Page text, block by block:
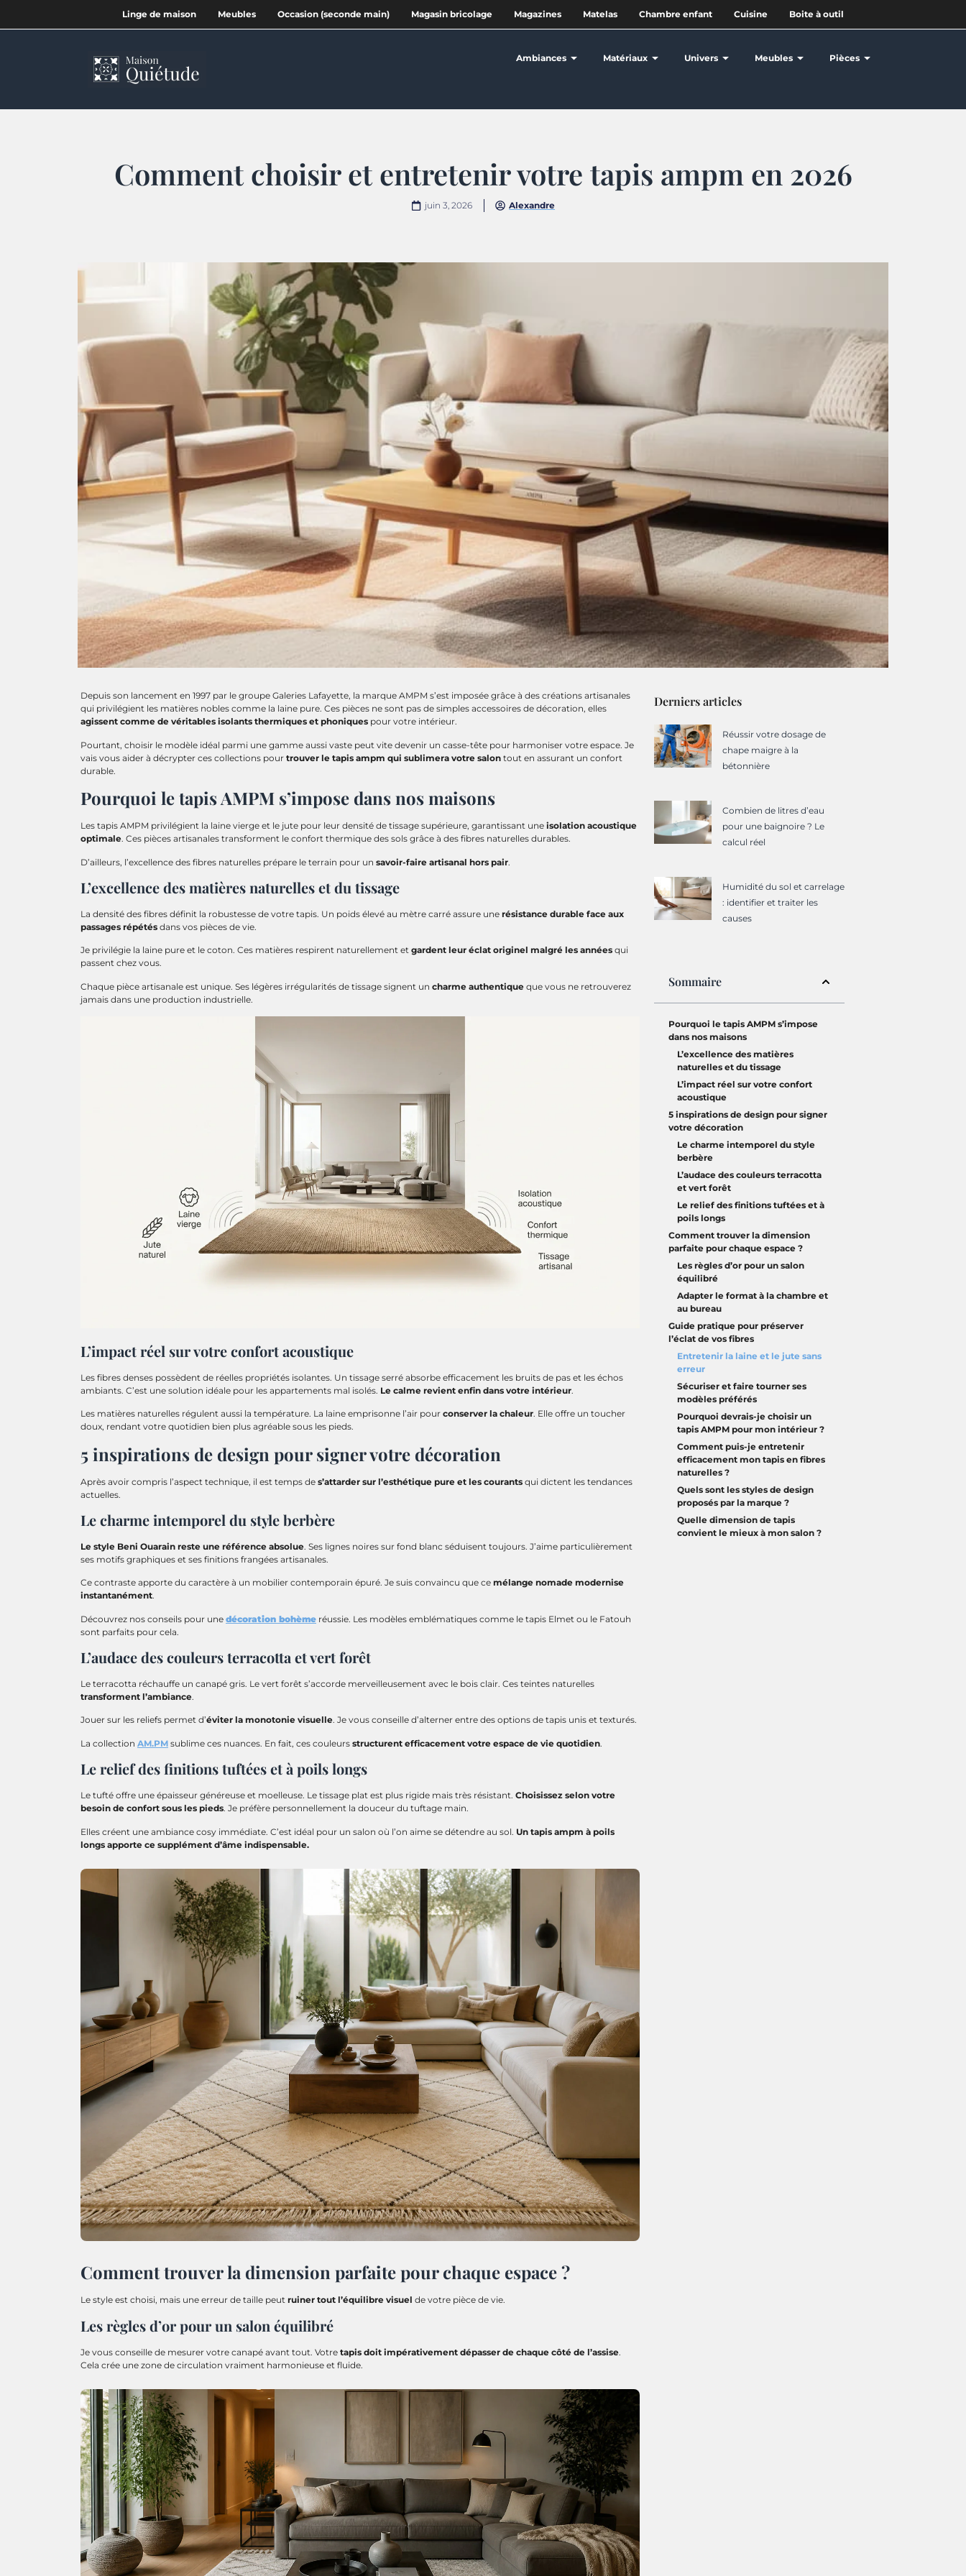
Linge de maison Meubles Occasion (seconde main) Magasin bricolage Magazines Matelas Chambre enfant Cuisine Boite à outil
Ambiances Matériaux Univers Meubles Pièces
Comment choisir et entretenir votre tapis ampm en 2026
juin 3, 2026 Alexandre
Depuis son lancement en 1997 par le groupe Galeries Lafayette, la marque AMPM s’est imposée grâce à des créations artisanales
qui privilégient les matières nobles comme la laine pure. Ces pièces ne sont pas de simples accessoires de décoration, elles
agissent comme de véritables isolants thermiques et phoniques pour votre intérieur.
Pourtant, choisir le modèle idéal parmi une gamme aussi vaste peut vite devenir un casse-tête pour harmoniser votre espace. Je
vais vous aider à décrypter ces collections pour trouver le tapis ampm qui sublimera votre salon tout en assurant un confort
durable.
Pourquoi le tapis AMPM s’impose dans nos maisons
Les tapis AMPM privilégient la laine vierge et le jute pour leur densité de tissage supérieure, garantissant une isolation acoustique
optimale. Ces pièces artisanales transforment le confort thermique des sols grâce à des fibres naturelles durables.
D’ailleurs, l’excellence des fibres naturelles prépare le terrain pour un savoir-faire artisanal hors pair.
L’excellence des matières naturelles et du tissage
La densité des fibres définit la robustesse de votre tapis. Un poids élevé au mètre carré assure une résistance durable face aux
passages répétés dans vos pièces de vie.
Je privilégie la laine pure et le coton. Ces matières respirent naturellement et gardent leur éclat originel malgré les années qui
passent chez vous.
Chaque pièce artisanale est unique. Ses légères irrégularités de tissage signent un charme authentique que vous ne retrouverez
jamais dans une production industrielle.
L’impact réel sur votre confort acoustique
Les fibres denses possèdent de réelles propriétés isolantes. Un tissage serré absorbe efficacement les bruits de pas et les échos
ambiants. C’est une solution idéale pour les appartements mal isolés. Le calme revient enfin dans votre intérieur.
Les matières naturelles régulent aussi la température. La laine emprisonne l’air pour conserver la chaleur. Elle offre un toucher
doux, rendant votre quotidien bien plus agréable sous les pieds.
5 inspirations de design pour signer votre décoration
Après avoir compris l’aspect technique, il est temps de s’attarder sur l’esthétique pure et les courants qui dictent les tendances
actuelles.
Le charme intemporel du style berbère
Le style Beni Ouarain reste une référence absolue. Ses lignes noires sur fond blanc séduisent toujours. J’aime particulièrement
ses motifs graphiques et ses finitions frangées artisanales.
Ce contraste apporte du caractère à un mobilier contemporain épuré. Je suis convaincu que ce mélange nomade modernise
instantanément.
Découvrez nos conseils pour une décoration bohème réussie. Les modèles emblématiques comme le tapis Elmet ou le Fatouh
sont parfaits pour cela.
L’audace des couleurs terracotta et vert forêt
Le terracotta réchauffe un canapé gris. Le vert forêt s’accorde merveilleusement avec le bois clair. Ces teintes naturelles
transforment l’ambiance.
Jouer sur les reliefs permet d’éviter la monotonie visuelle. Je vous conseille d’alterner entre des options de tapis unis et texturés.
La collection AM.PM sublime ces nuances. En fait, ces couleurs structurent efficacement votre espace de vie quotidien.
Le relief des finitions tuftées et à poils longs
Le tufté offre une épaisseur généreuse et moelleuse. Le tissage plat est plus rigide mais très résistant. Choisissez selon votre
besoin de confort sous les pieds. Je préfère personnellement la douceur du tuftage main.
Elles créent une ambiance cosy immédiate. C’est idéal pour un salon où l’on aime se détendre au sol. Un tapis ampm à poils
longs apporte ce supplément d’âme indispensable.
Comment trouver la dimension parfaite pour chaque espace ?
Le style est choisi, mais une erreur de taille peut ruiner tout l’équilibre visuel de votre pièce de vie.
Les règles d’or pour un salon équilibré
Je vous conseille de mesurer votre canapé avant tout. Votre tapis doit impérativement dépasser de chaque côté de l’assise.
Cela crée une zone de circulation vraiment harmonieuse et fluide.
Derniers articles
Réussir votre dosage de
chape maigre à la
bétonnière
Combien de litres d’eau
pour une baignoire ? Le
calcul réel
Humidité du sol et carrelage
: identifier et traiter les
causes
Sommaire
Pourquoi le tapis AMPM s’impose
dans nos maisons
L’excellence des matières
naturelles et du tissage
L’impact réel sur votre confort
acoustique
5 inspirations de design pour signer
votre décoration
Le charme intemporel du style
berbère
L’audace des couleurs terracotta
et vert forêt
Le relief des finitions tuftées et à
poils longs
Comment trouver la dimension
parfaite pour chaque espace ?
Les règles d’or pour un salon
équilibré
Adapter le format à la chambre et
au bureau
Guide pratique pour préserver
l’éclat de vos fibres
Entretenir la laine et le jute sans
erreur
Sécuriser et faire tourner ses
modèles préférés
Pourquoi devrais-je choisir un
tapis AMPM pour mon intérieur ?
Comment puis-je entretenir
efficacement mon tapis en fibres
naturelles ?
Quels sont les styles de design
proposés par la marque ?
Quelle dimension de tapis
convient le mieux à mon salon ?